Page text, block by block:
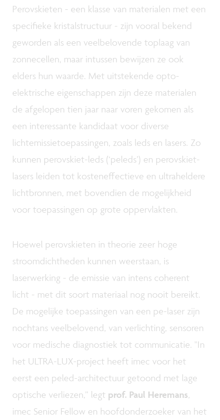
Perovskieten - een klasse van materialen met een
specifieke kristalstructuur - zijn vooral bekend
geworden als een veelbelovende toplaag van
zonnecellen, maar intussen bewijzen ze ook
elders hun waarde. Met uitstekende opto-
elektrische eigenschappen zijn deze materialen
de afgelopen tien jaar naar voren gekomen als
een interessante kandidaat voor diverse
lichtemissietoepassingen, zoals leds en lasers. Zo
kunnen perovskiet-leds (‘peleds’) en perovskiet-
lasers leiden tot kosteneffectieve en ultraheldere
lichtbronnen, met bovendien de mogelijkheid
voor toepassingen op grote oppervlakten.
Hoewel perovskieten in theorie zeer hoge
stroomdichtheden kunnen weerstaan, is
laserwerking - de emissie van intens coherent
licht - met dit soort materiaal nog nooit bereikt.
De mogelijke toepassingen van een pe-laser zijn
nochtans veelbelovend, van verlichting, sensoren
voor medische diagnostiek tot communicatie. "In
het ULTRA-LUX-project heeft imec voor het
eerst een peled-architectuur getoond met lage
optische verliezen,” legt prof. Paul Heremans,
imec Senior Fellow en hoofdonderzoeker van het